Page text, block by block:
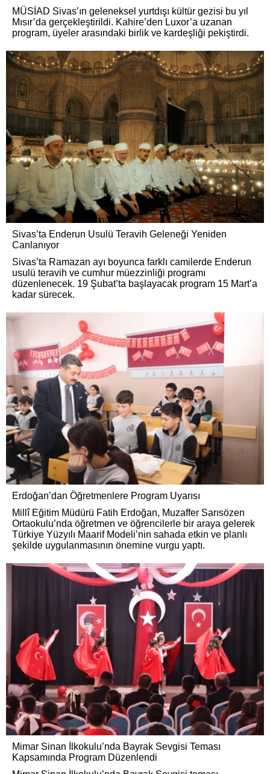
MÜSİAD Sivas’ın geleneksel yurtdışı kültür gezisi bu yıl
Mısır’da gerçekleştirildi. Kahire’den Luxor’a uzanan
program, üyeler arasındaki birlik ve kardeşliği pekiştirdi.
Sivas’ta Enderun Usulü Teravih Geleneği Yeniden
Canlanıyor
Sivas’ta Ramazan ayı boyunca farklı camilerde Enderun
usulü teravih ve cumhur müezzinliği programı
düzenlenecek. 19 Şubat’ta başlayacak program 15 Mart’a
kadar sürecek.
Erdoğan’dan Öğretmenlere Program Uyarısı
Millî Eğitim Müdürü Fatih Erdoğan, Muzaffer Sarısözen
Ortaokulu’nda öğretmen ve öğrencilerle bir araya gelerek
Türkiye Yüzyılı Maarif Modeli’nin sahada etkin ve planlı
şekilde uygulanmasının önemine vurgu yaptı.
Mimar Sinan İlkokulu’nda Bayrak Sevgisi Teması
Kapsamında Program Düzenlendi